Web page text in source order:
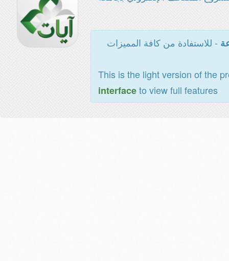
- للاستفادة من كافة المميزات
This is the light version of the
interfaceto view full features